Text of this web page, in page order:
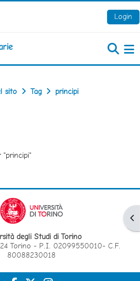
Login
sito Tag principi
"principi"
degli Studi di Torino
Torino - P.I. 02099550010- C.F.
80088230018